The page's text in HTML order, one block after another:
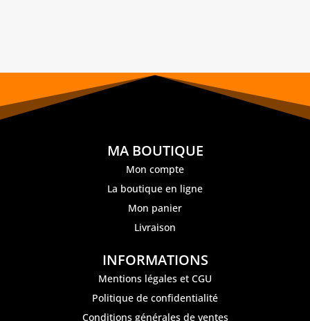
MA BOUTIQUE
Mon compte
La boutique en ligne
Mon panier
Livraison
INFORMATIONS
Mentions légales et CGU
Politique de confidentialité
Conditions générales de ventes